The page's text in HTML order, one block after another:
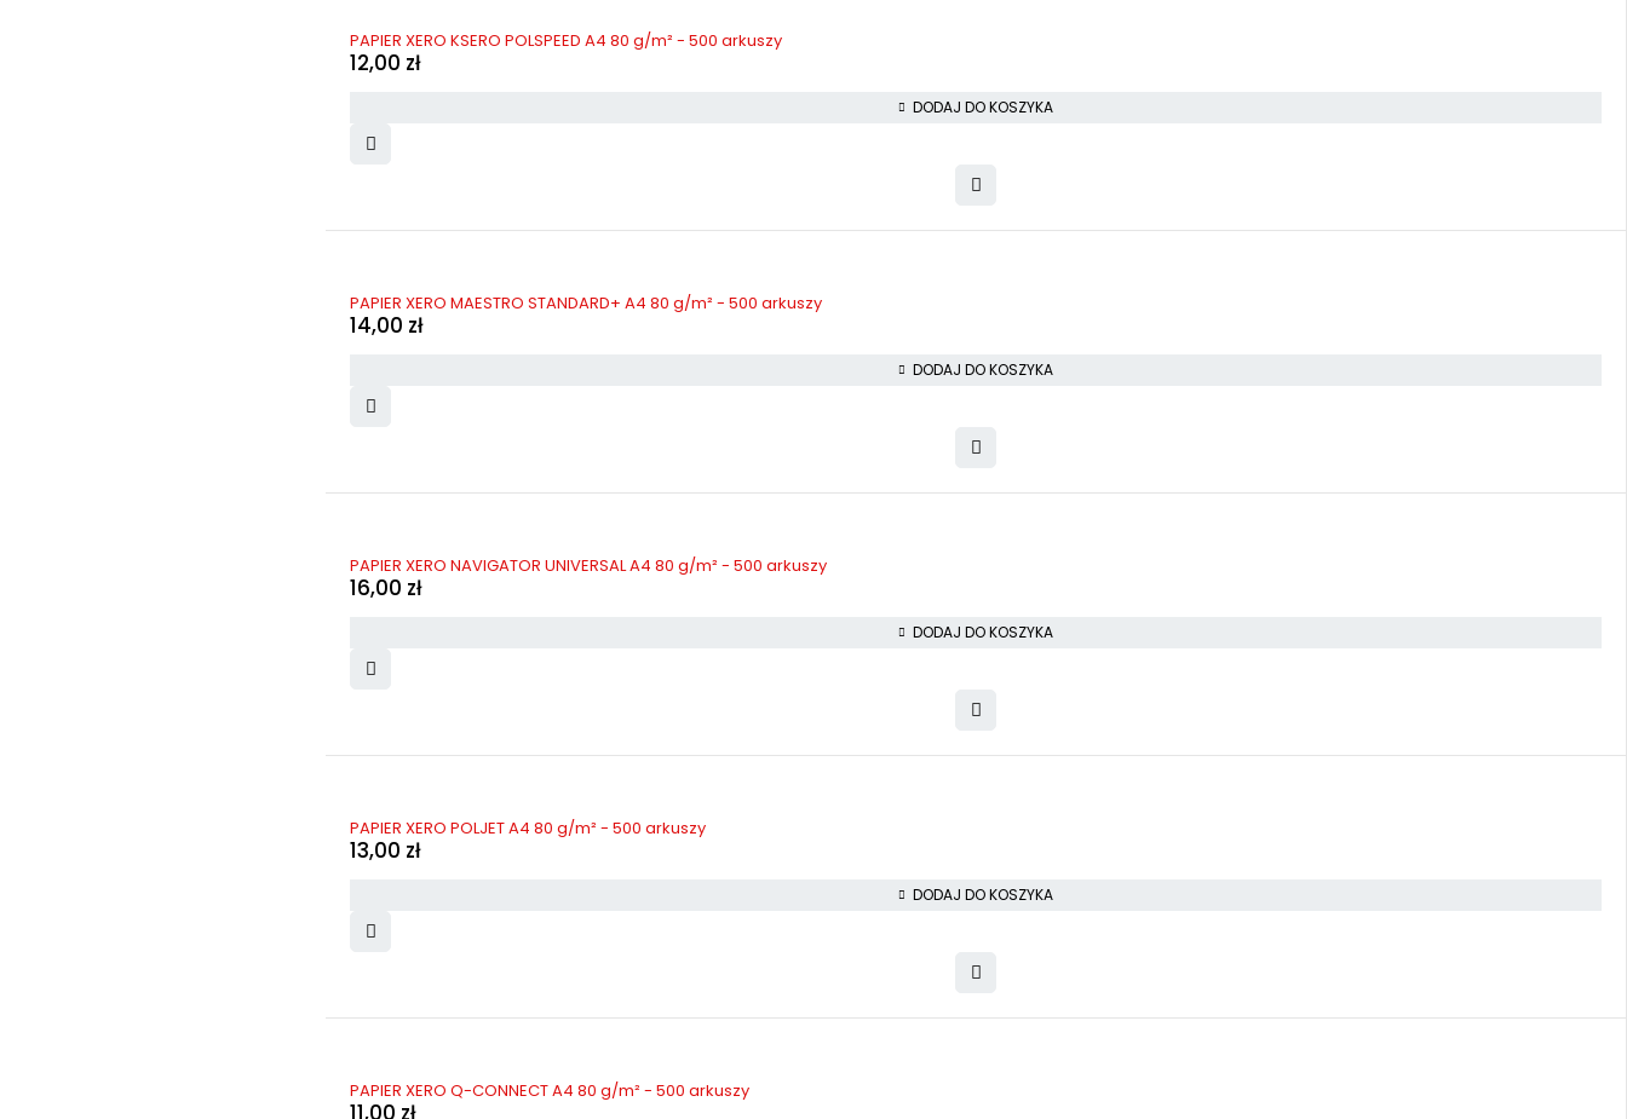
PAPIER XERO KSERO POLSPEED A4 80 g/m² - 500 arkuszy
12,00 zł
DODAJ DO KOSZYKA
PAPIER XERO MAESTRO STANDARD+ A4 80 g/m² - 500 arkuszy
14,00 zł
DODAJ DO KOSZYKA
PAPIER XERO NAVIGATOR UNIVERSAL A4 80 g/m² - 500 arkuszy
16,00 zł
DODAJ DO KOSZYKA
PAPIER XERO POLJET A4 80 g/m² - 500 arkuszy
13,00 zł
DODAJ DO KOSZYKA
PAPIER XERO Q-CONNECT A4 80 g/m² - 500 arkuszy
11,00 zł